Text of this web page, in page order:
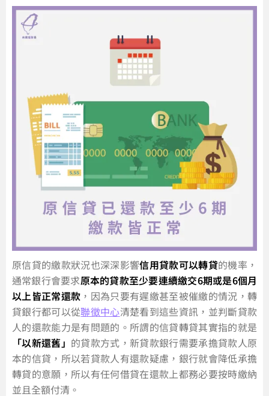
原信貸的繳款狀況也深深影響信用貸款可以轉貸的機率，
通常銀行會要求原本的貸款至少要連續繳交6期或是6個月
以上皆正常還款 ，因為只要有遲繳甚至被催繳的情況，轉
貸銀行都可以從聯徵中心清楚看到這些資訊，並判斷貸款
人的還款能力是有問題的。所謂的信貸轉貸其實指的就是
「以新還舊」 的貸款方式，新貸款銀行需要承擔貸款人原
本的信貸，所以若貸款人有還款疑慮，銀行就會降低承擔
轉貸的意願，所以有任何借貸在還款上都務必要按時繳納
並且全額付清。